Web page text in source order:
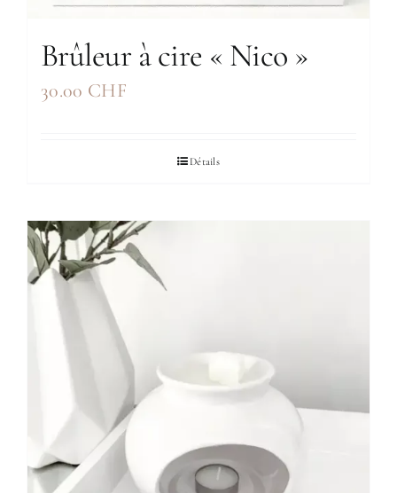
Brûleur à cire « Nico »
30.00 CHF
Détails